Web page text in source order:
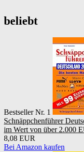
beliebt
Bestseller Nr. 1
Schnäppchenführer
im Wert von über 2.000
8,08 EUR
Bei Amazon kaufen